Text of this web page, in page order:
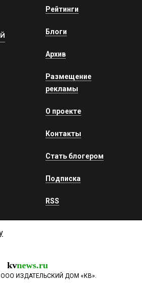
Рейтинги
Блоги
Архив
Размещение
рекламы
О проекте
Контакты
Стать блогером
Подписка
RSS
kvnews.ru
ООО ИЗДАТЕЛЬСКИЙ ДОМ «КВ».